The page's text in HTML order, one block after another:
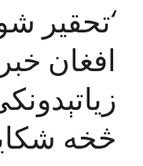
‘تحقیر
افغان
څخه